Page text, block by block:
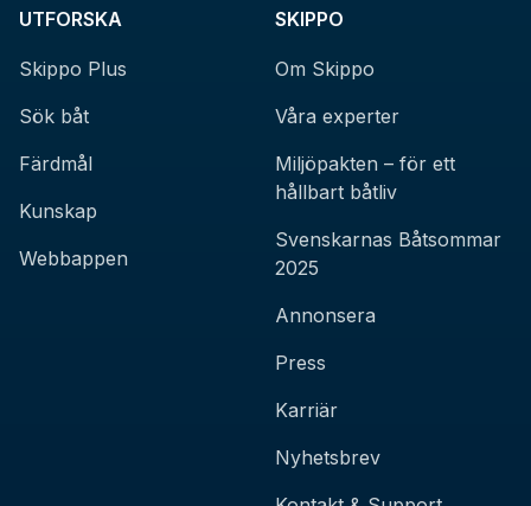
UTFORSKA
Skippo Plus
Sök båt
Färdmål
Kunskap
Webbappen
SKIPPO
Om Skippo
Våra experter
Miljöpakten – för ett
hållbart båtliv
Svenskarnas Båtsommar
2025
Annonsera
Press
Karriär
Nyhetsbrev